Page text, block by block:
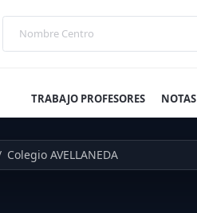
TRABAJO PROFESORES NOTAS
Colegio AVELLANEDA